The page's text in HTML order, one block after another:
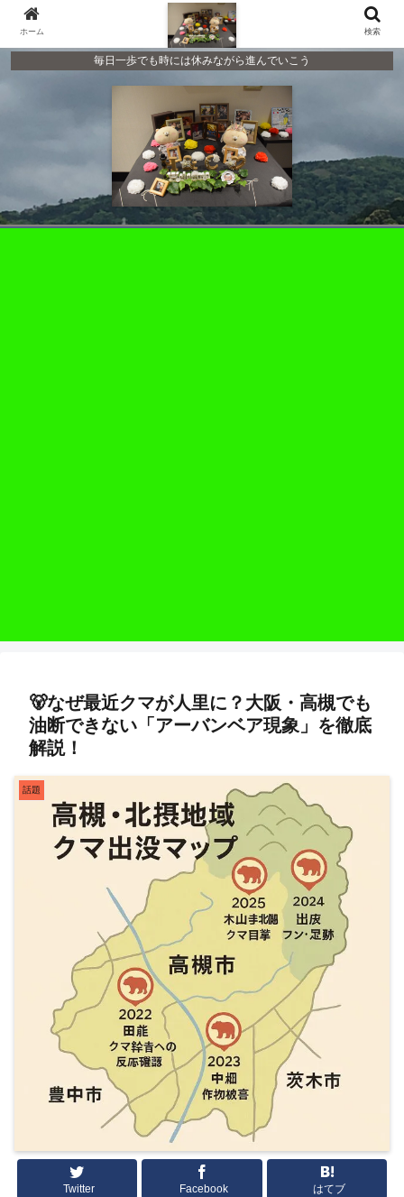
毎日一歩でも時には休みながら進んでいこう
🐻なぜ最近クマが人里に？大阪・高槻でも
油断できない「アーバンベア現象」を徹底
解説！
話題
Twitter Facebook はてブ
ホーム 検索